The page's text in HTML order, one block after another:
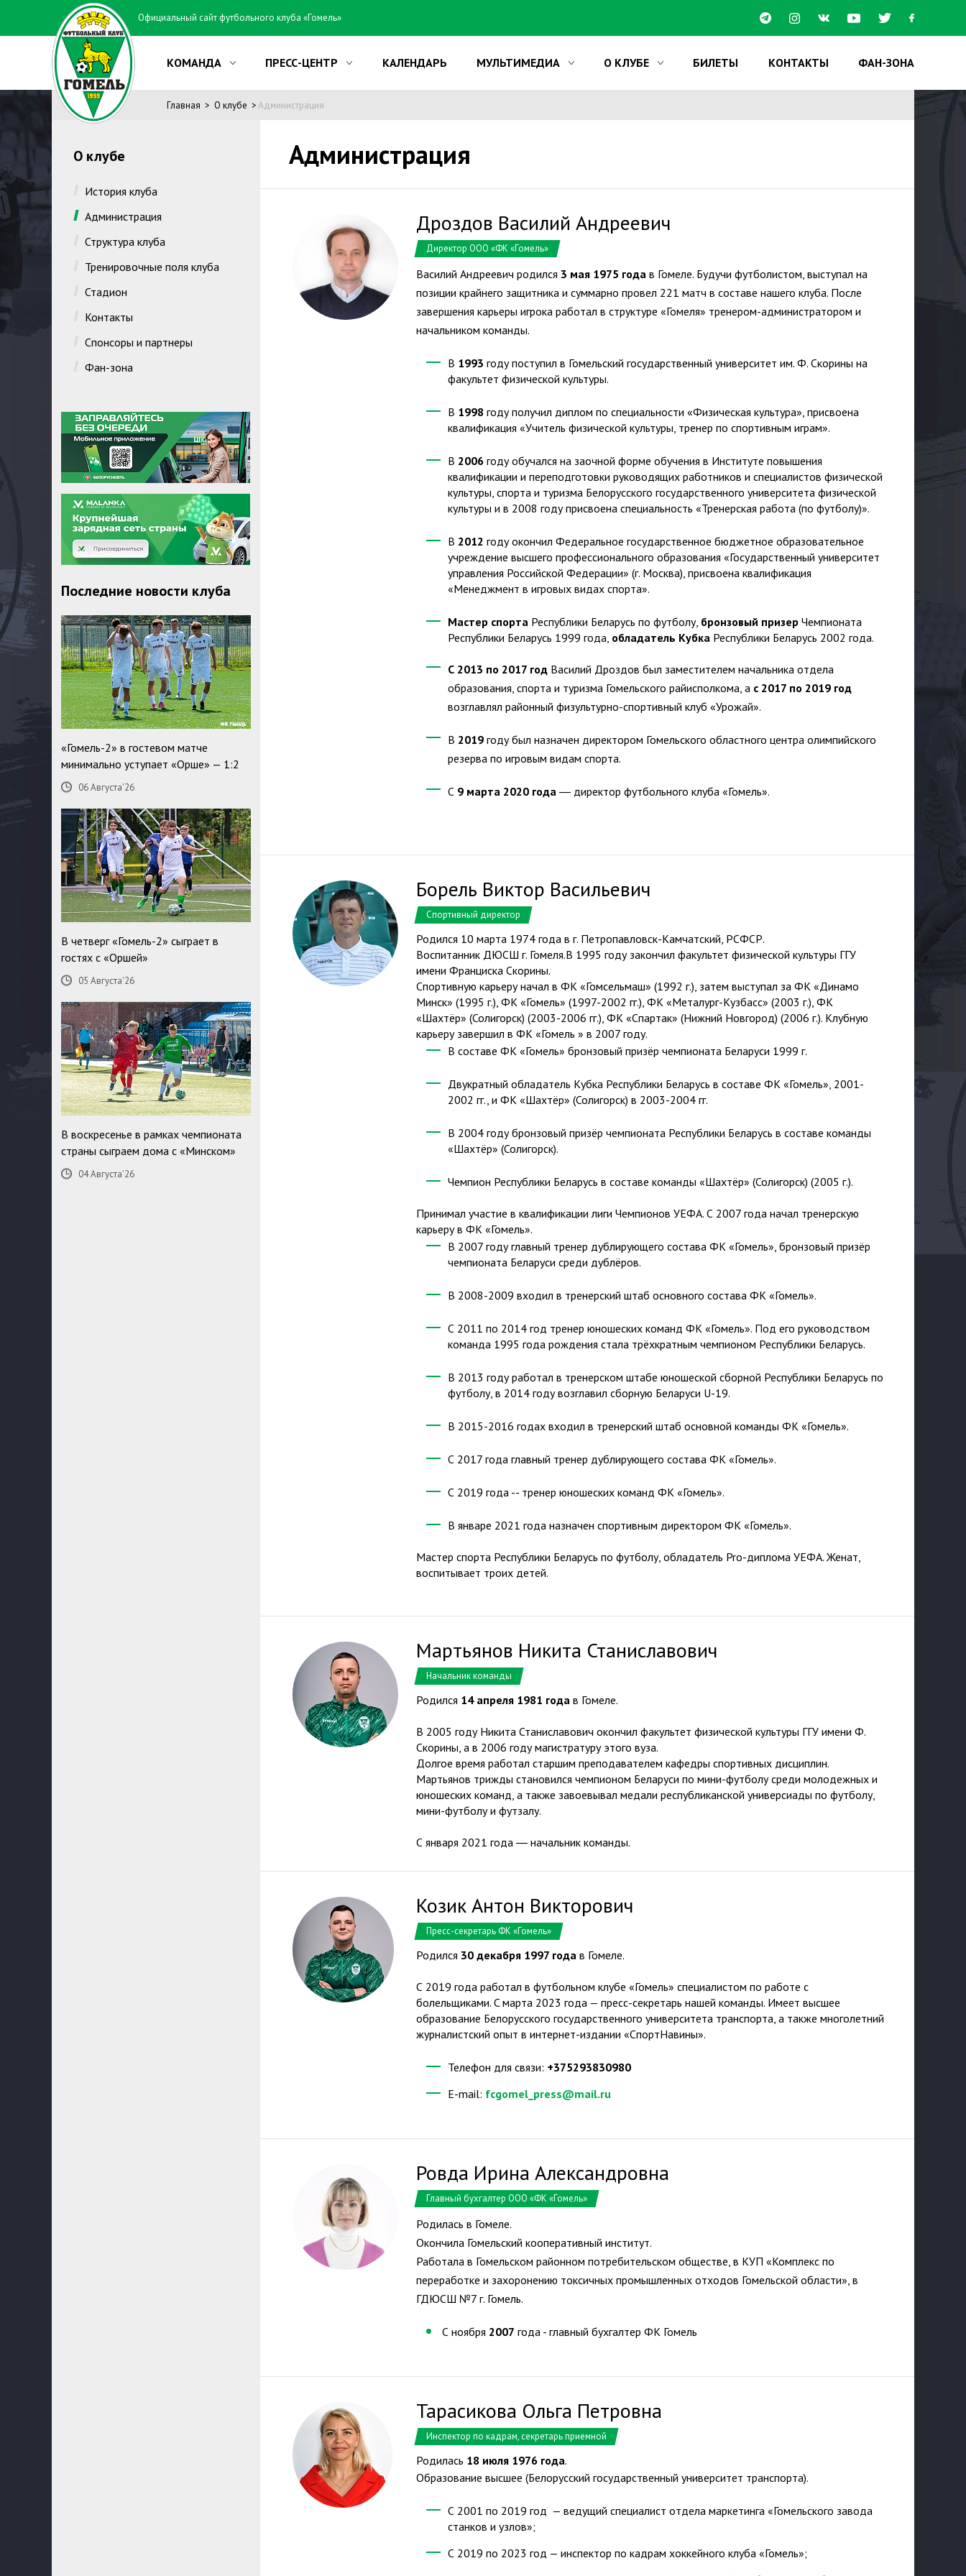
Официальный сайт футбольного клуба «Гомель»
КОМАНДА ПРЕСС-ЦЕНТР КАЛЕНДАРЬ МУЛЬТИМЕДИА О КЛУБЕ БИЛЕТЫ КОНТАКТЫ ФАН-ЗОНА
Главная О клубе Администрация
О клубе
История клуба
Администрация
Структура клуба
Тренировочные поля клуба
Стадион
Контакты
Спонсоры и партнеры
Фан-зона
Последние новости клуба
«Гомель-2» в гостевом матче
минимально уступает «Орше» — 1:2
06 Августа'26
В четверг «Гомель-2» сыграет в
гостях с «Оршей»
05 Августа'26
В воскресенье в рамках чемпионата
страны сыграем дома с «Минском»
04 Августа'26
Администрация
Дроздов Василий Андреевич
Директор ООО «ФК «Гомель»
Василий Андреевич родился 3 мая 1975 года в Гомеле. Будучи футболистом, выступал на
позиции крайнего защитника и суммарно провел 221 матч в составе нашего клуба. После
завершения карьеры игрока работал в структуре «Гомеля» тренером-администратором и
начальником команды.
В 1993 году поступил в Гомельский государственный университет им. Ф. Скорины на
факультет физической культуры.
В 1998 году получил диплом по специальности «Физическая культура», присвоена
квалификация «Учитель физической культуры, тренер по спортивным играм».
В 2006 году обучался на заочной форме обучения в Институте повышения
квалификации и переподготовки руководящих работников и специалистов физической
культуры, спорта и туризма Белорусского государственного университета физической
культуры и в 2008 году присвоена специальность «Тренерская работа (по футболу)».
В 2012 году окончил Федеральное государственное бюджетное образовательное
учреждение высшего профессионального образования «Государственный университет
управления Российской Федерации» (г. Москва), присвоена квалификация
«Менеджмент в игровых видах спорта».
Мастер спорта Республики Беларусь по футболу, бронзовый призер Чемпионата
Республики Беларусь 1999 года, обладатель Кубка Республики Беларусь 2002 года.
С 2013 по 2017 год Василий Дроздов был заместителем начальника отдела
образования, спорта и туризма Гомельского райисполкома, а с 2017 по 2019 год
возглавлял районный физультурно-спортивный клуб «Урожай».
В 2019 году был назначен директором Гомельского областного центра олимпийского
резерва по игровым видам спорта.
С 9 марта 2020 года ― директор футбольного клуба «Гомель».
Борель Виктор Васильевич
Спортивный директор
Родился 10 марта 1974 года в г. Петропавловск-Камчатский, РСФСР.
Воспитанник ДЮСШ г. Гомеля.​В 1995 году закончил факультет физической культуры ГГУ
имени Франциска Скорины.
​Спортивную карьеру начал в ФК «Гомсельмаш» (1992 г.), затем выступал за ФК «Динамо
Минск» (1995 г.), ФК «Гомель» (1997-2002 гг.), ФК «Металург-Кузбасс» (2003 г.), ФК
«Шахтёр» (Солигорск) (2003-2006 гг.), ФК «Спартак» (Нижний Новгород) (2006 г.). Клубную
карьеру завершил в ФК «Гомель » в 2007 году.
​В составе ФК «Гомель» бронзовый призёр чемпионата Беларуси 1999 г.
​Двукратный обладатель Кубка Республики Беларусь в составе ФК «Гомель», 2001-
2002 гг., и ФК «Шахтёр» (Солигорск) в 2003-2004 гг.
​В 2004 году бронзовый призёр чемпионата Республики Беларусь в составе команды
«Шахтёр» (Солигорск).
​Чемпион Республики Беларусь в составе команды «Шахтёр» (Солигорск) (2005 г.).
​Принимал участие в квалификации лиги Чемпионов УЕФА. ​С 2007 года начал тренерскую
карьеру в ФК «Гомель».
​В 2007 году главный тренер дублирующего состава ФК «Гомель», бронзовый призёр
чемпионата Беларуси среди дублёров.
​В 2008-2009 входил в тренерский штаб основного состава ФК «Гомель».
​С 2011 по 2014 год тренер юношеских команд ФК «Гомель». Под его руководством
команда 1995 года рождения стала трёхкратным чемпионом Республики Беларусь.
​В 2013 году работал в тренерском штабе юношеской сборной Республики Беларусь по
футболу, в 2014 году возглавил сборную Беларуси U-19.
​В 2015-2016 годах входил в тренерский штаб основной команды ФК «Гомель».
​С 2017 года главный тренер дублирующего состава ФК «Гомель».
​С 2019 года -- тренер юношеских команд ФК «Гомель».
​В январе 2021 года назначен спортивным директором ФК «Гомель».
​Мастер спорта Республики Беларусь по футболу, обладатель Pro-диплома УЕФА.​ ​Женат,
воспитывает троих детей.
Мартьянов Никита Станиславович
Начальник команды
Родился 14 апреля 1981 года в Гомеле.
В 2005 году Никита Станиславович окончил факультет физической культуры ГГУ имени Ф.
Скорины, а в 2006 году магистратуру этого вуза.
Долгое время работал старшим преподавателем кафедры спортивных дисциплин.
Мартьянов трижды становился чемпионом Беларуси по мини-футболу среди молодежных и
юношеских команд, а также завоевывал медали республиканской универсиады по футболу,
мини-футболу и футзалу.
С января 2021 года ― начальник команды.
Козик Антон Викторович
Пресс-секретарь ФК «Гомель»
Родился 30 декабря 1997 года в Гомеле.
С 2019 года работал в футбольном клубе «Гомель» специалистом по работе с
болельщиками. C марта 2023 года — пресс-секретарь нашей команды. Имеет высшее
образование Белорусского государственного университета транспорта, а также многолетний
журналистский опыт в интернет-издании «СпортНавины».
Телефон для связи: +375293830980
E-mail: fcgomel_press@mail.ru
Ровда Ирина Александровна
Главный бухгалтер ООО «ФК «Гомель»
Родилась в Гомеле.
Окончила Гомельский кооперативный институт.
Работала в Гомельском районном потребительском обществе, в КУП «Комплекс по
переработке и захоронению токсичных промышленных отходов Гомельской области», в
ГДЮСШ №7 г. Гомель.
С ноября 2007 года - главный бухгалтер ФК Гомель
Тарасикова Ольга Петровна
Инспектор по кадрам, секретарь приемной
Родилась 18 июля 1976 года.
Образование высшее (Белорусский государственный университет транспорта).
С 2001 по 2019 год — ведущий специалист отдела маркетинга «Гомельского завода
станков и узлов»;
С 2019 по 2023 год — инспектор по кадрам хоккейного клуба «Гомель»;